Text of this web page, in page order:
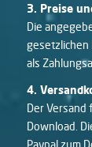
3. Preise
Die
gesetzlichen
als
4.
Der Versand
Download.